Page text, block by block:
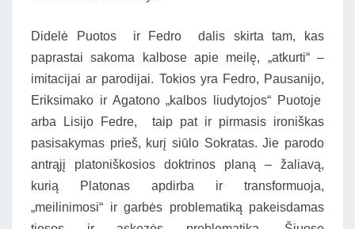
Didelė Puotos ir Fedro dalis skirta tam, kas
paprastai sakoma kalbose apie meilę, „atkurti“ –
imitacijai ar parodijai. Tokios yra Fedro, Pausanijo,
Eriksimako ir Agatono „kalbos liudytojos“ Puotoje
arba Lisijo Fedre, taip pat ir pirmasis ironiškas
pasisakymas prieš, kurį siūlo Sokratas. Jie parodo
antrąjį platoniškosios doktrinos planą – žaliavą,
kurią Platonas apdirba ir transformuoja,
„meilinimosi“ ir garbės problematiką pakeisdamas